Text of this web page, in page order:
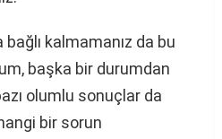
kalmamanız da bu
başka bir durumdan
olumlu sonuçlar da
bir sorun